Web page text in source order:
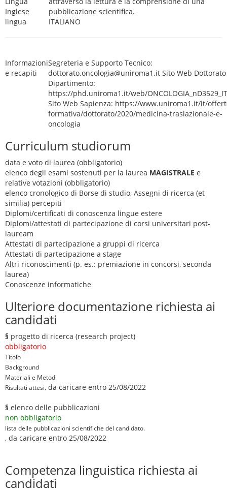
Inglese
pubblicazione scientifica.
lingua
ITALIANO
Informazioni
e recapiti
Segreteria e Supporto Tecnico:
dottorato.oncologia@uniroma1.it Sito Web
Dipartimento:
https://phd.uniroma1.it/web/
Sito Web Sapienza: https://www.uniroma1.it/it/
formativa/dottorato/2020/medicina-traslazionale-e-
oncologia
Curriculum studiorum
data e voto di laurea (obbligatorio)
elenco degli esami sostenuti per la laurea MAGISTRALE e
relative votazioni (obbligatorio)
elenco cronologico di Borse di studio, Assegni di ricerca (et
similia) percepiti
Diplomi/certificati di conoscenza lingue estere
Diplomi/attestati di partecipazione di corsi universitari post-
lauream
Attestati di partecipazione a gruppi di ricerca
Attestati di partecipazione a stage
Altri riconoscimenti (p. es.: premiazione in concorsi, seconda
laurea)
Conoscenze informatiche
Ulteriore documentazione richiesta ai
candidati
§ progetto di ricerca (research project)
obbligatorio
Titolo
Background
Materiali e Metodi
Risultati attesi, da caricare entro 25/08/2022
§ elenco delle pubblicazioni
non obbligatorio
lista delle pubblicazioni scientifiche del candidato.
, da caricare entro 25/08/2022
Competenza linguistica richiesta ai
candidati